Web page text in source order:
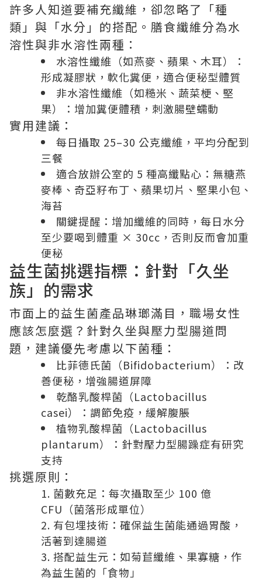
許多人知道要補充纖維，卻忽略了「種
類」與「水分」的搭配。膳食纖維分為水
溶性與非水溶性兩種：
水溶性纖維（如燕麥、蘋果、木耳）：
形成凝膠狀，軟化糞便，適合便秘型體質
非水溶性纖維（如糙米、蔬菜梗、堅
果）：增加糞便體積，刺激腸壁蠕動
實用建議：
每日攝取 25–30 公克纖維，平均分配到
三餐
適合放辦公室的 5 種高纖點心：無糖燕
麥棒、奇亞籽布丁、蘋果切片、堅果小包、
海苔
關鍵提醒：增加纖維的同時，每日水分
至少要喝到體重 × 30cc，否則反而會加重
便秘
益生菌挑選指標：針對「久坐
族」的需求
市面上的益生菌產品琳瑯滿目，職場女性
應該怎麼選？針對久坐與壓力型腸道問
題，建議優先考慮以下菌種：
比菲德氏菌（Bifidobacterium）：改
善便秘，增強腸道屏障
乾酪乳酸桿菌（Lactobacillus
casei）：調節免疫，緩解腹脹
植物乳酸桿菌（Lactobacillus
plantarum）：針對壓力型腸躁症有研究
支持
挑選原則：
菌數充足：每次攝取至少 100 億
CFU（菌落形成單位）
有包埋技術：確保益生菌能通過胃酸，
活著到達腸道
搭配益生元：如菊苣纖維、果寡糖，作
為益生菌的「食物」